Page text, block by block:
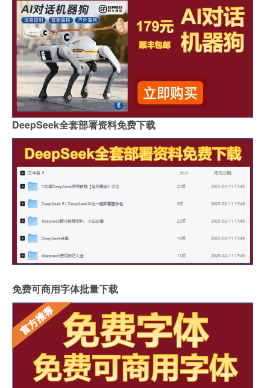
DeepSeek全套部署资料免费下载
免费可商用字体批量下载